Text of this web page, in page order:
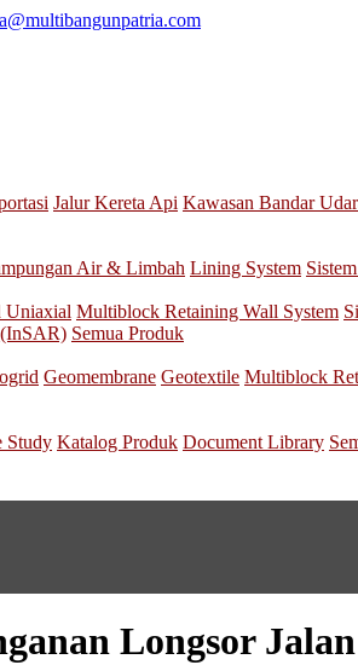
Jalur Kereta Api Kawasan Bandar
Air & Limbah Lining System
Uniaxial Multiblock Retaining Wall System
Semua Produk
Geomembrane Geotextile Multiblock
Study Katalog Produk Document Library
Longsor